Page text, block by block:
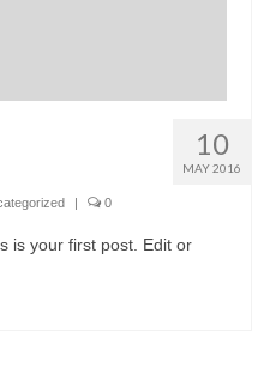
10
MAY 2016
| 0
is your first post. Edit or